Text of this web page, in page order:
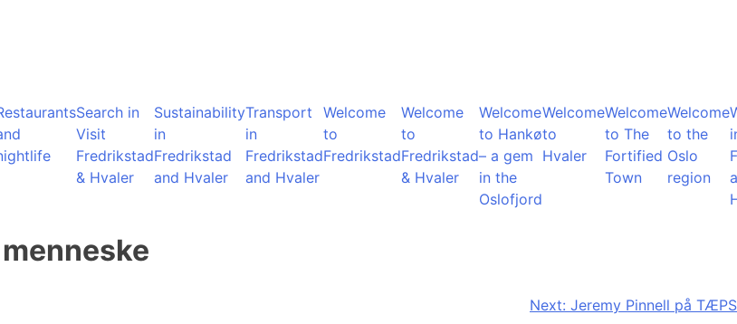
Search in
Visit
Fredrikstad
& Hvaler
Sustainability
in
Fredrikstad
and Hvaler
Transport
in
Fredrikstad
and Hvaler
Welcome
to
Fredrikstad
Welcome
to
Fredrikstad
& Hvaler
Welcome
to Hankø
– a gem
in the
Oslofjord
Welcome
to
Hvaler
Welcome
to The
Fortified
Town
Welcome
to the
Oslo
region
Next: Jeremy Pinnell på TÆPS